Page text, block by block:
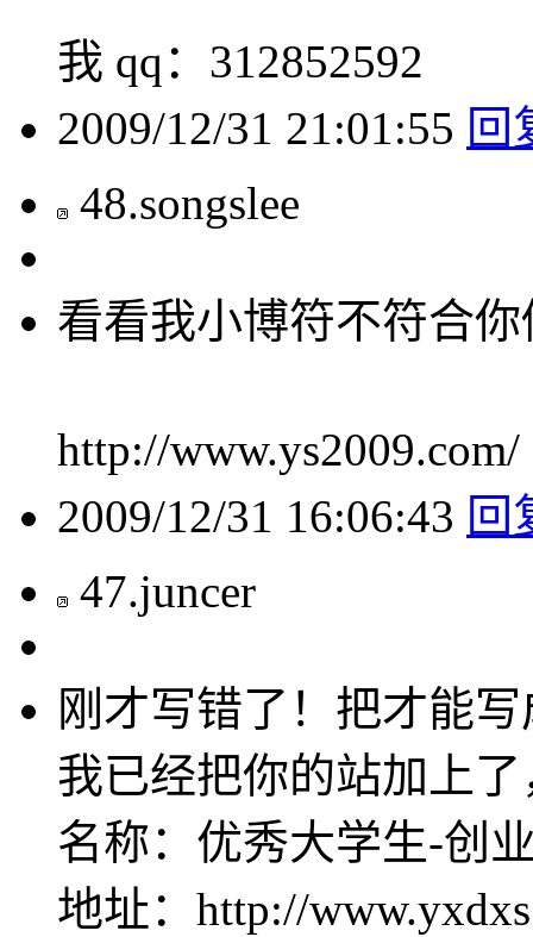
我 qq：312852592
2009/12/31 21:01:55 回
48.songslee
看看我小博符不符合
http://
2009/12/31 16:06:43 回
47.juncer
刚才写错了！把才能写
我已经把你的站加上
名称：优秀大学生-创
地址：http://